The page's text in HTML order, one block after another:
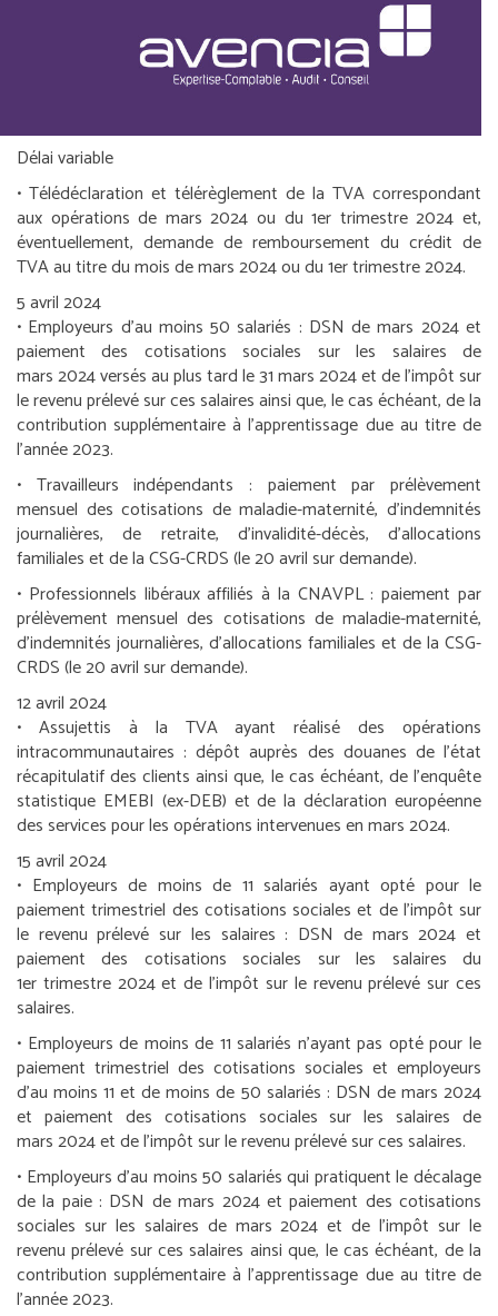
Délai variable
• Télédéclaration et télérèglement de la TVA correspondant
aux opérations de mars 2024 ou du 1er trimestre 2024 et,
éventuellement, demande de remboursement du crédit de
TVA au titre du mois de mars 2024 ou du 1ertrimestre 2024.
5 avril 2024
• Employeurs d’au moins 50 salariés : DSN de mars 2024 et
paiement des cotisations sociales sur les salaires de
mars 2024 versés au plus tard le 31 mars 2024 et de l’impôt sur
le revenu prélevé sur ces salaires ainsi que, le cas échéant, de la
contribution supplémentaire à l’apprentissage due au titre de
l’année 2023.
• Travailleurs indépendants : paiement par prélèvement
mensuel des cotisations de maladie-maternité, d’indemnités
journalières, de retraite, d’invalidité-décès, d’allocations
familiales et de la CSG-CRDS (le 20 avril sur demande).
• Professionnels libéraux affiliés à la CNAVPL : paiement par
prélèvement mensuel des cotisations de maladie-maternité,
d’indemnités journalières, d’allocations familiales et de la CSG-
CRDS (le 20 avril sur demande).
12 avril 2024
• Assujettis à la TVA ayant réalisé des opérations
intracommunautaires : dépôt auprès des douanes de l’état
récapitulatif des clients ainsi que, le cas échéant, de l’enquête
statistique EMEBI (ex-DEB) et de la déclaration européenne
des services pour les opérations intervenues en mars 2024.
15 avril 2024
• Employeurs de moins de 11 salariés ayant opté pour le
paiement trimestriel des cotisations sociales et de l’impôt sur
le revenu prélevé sur les salaires : DSN de mars 2024 et
paiement des cotisations sociales sur les salaires du
1er trimestre 2024 et de l’impôt sur le revenu prélevé sur ces
salaires.
• Employeurs de moins de 11 salariés n’ayant pas opté pour le
paiement trimestriel des cotisations sociales et employeurs
d’au moins 11 et de moins de 50 salariés : DSN de mars 2024
et paiement des cotisations sociales sur les salaires de
mars 2024 et de l’impôt sur le revenu prélevé sur ces salaires.
• Employeurs d’au moins 50 salariés qui pratiquent le décalage
de la paie : DSN de mars 2024 et paiement des cotisations
sociales sur les salaires de mars 2024 et de l’impôt sur le
revenu prélevé sur ces salaires ainsi que, le cas échéant, de la
contribution supplémentaire à l’apprentissage due au titre de
l’année 2023.